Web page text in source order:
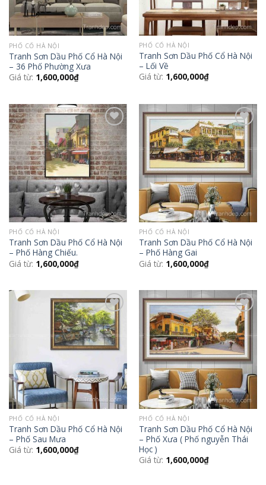
PHỐ CỔ HÀ NỘI
Tranh Sơn Dầu Phố Cổ Hà Nội
– 36 Phố Phường Xưa
Giá từ: 1,600,000₫
PHỐ CỔ HÀ NỘI
Tranh Sơn Dầu Phố Cổ Hà Nội
– Lối Về
Giá từ: 1,600,000₫
Add to
Wishlist
PHỐ CỔ HÀ NỘI
Tranh Sơn Dầu Phố Cổ Hà Nội
– Phố Hàng Chiếu.
Giá từ: 1,600,000₫
Add to
Wishlist
PHỐ CỔ HÀ NỘI
Tranh Sơn Dầu Phố Cổ Hà Nội
– Phố Hàng Gai
Giá từ: 1,600,000₫
Add to
Wishlist
PHỐ CỔ HÀ NỘI
Tranh Sơn Dầu Phố Cổ Hà Nội
– Phố Sau Mưa
Giá từ: 1,600,000₫
Add to
Wishlist
PHỐ CỔ HÀ NỘI
Tranh Sơn Dầu Phố Cổ Hà Nội
– Phố Xưa ( Phố nguyễn Thái
Học )
Giá từ: 1,600,000₫